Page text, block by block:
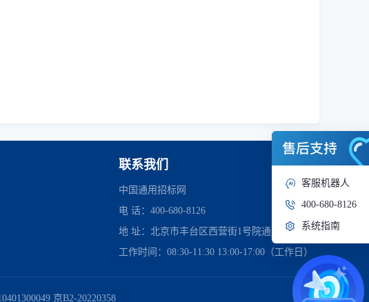
联系我们
中国通用招标网
电 话：400-680-8126
地 址：北京市丰台区西营街1号院通用时代中心
工作时间：08:30-11:30 13:00-17:00（工作日）
京B2-20220358
客服机器人
400-680-8126
系统指南